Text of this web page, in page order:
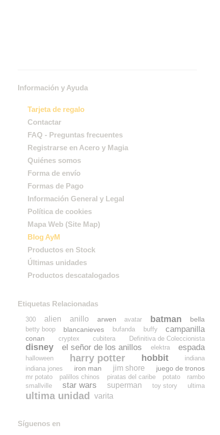
Información y Ayuda
Tarjeta de regalo
Contactar
FAQ - Preguntas frecuentes
Registrarse en Acero y Magia
Quiénes somos
Forma de envío
Formas de Pago
Información General y Legal
Política de cookies
Mapa Web (Site Map)
Blog AyM
Productos en Stock
Últimas unidades
Productos descatalogados
Etiquetas Relacionadas
300 alien anillo arwen avatar batman bella
betty boop blancanieves bufanda buffy campanilla
conan cryptex cubitera Definitiva de Coleccionista
disney el señor de los anillos elektra espada
halloween harry potter hobbit
indiana
indiana jones
iron man jim shore juego de tronos
mr potato palillos chinos piratas del caribe potato
rambo
smallville
star wars superman toy story ultima
ultima unidad varita
Síguenos en